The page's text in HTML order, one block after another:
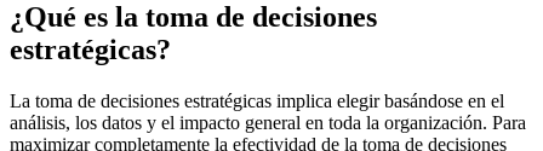
¿Qué es la toma de decisiones
estratégicas?
La toma de decisiones estratégicas implica elegir basándose en el
análisis, los datos y el impacto general en toda la organización. Para
maximizar completamente la efectividad de la toma de decisiones